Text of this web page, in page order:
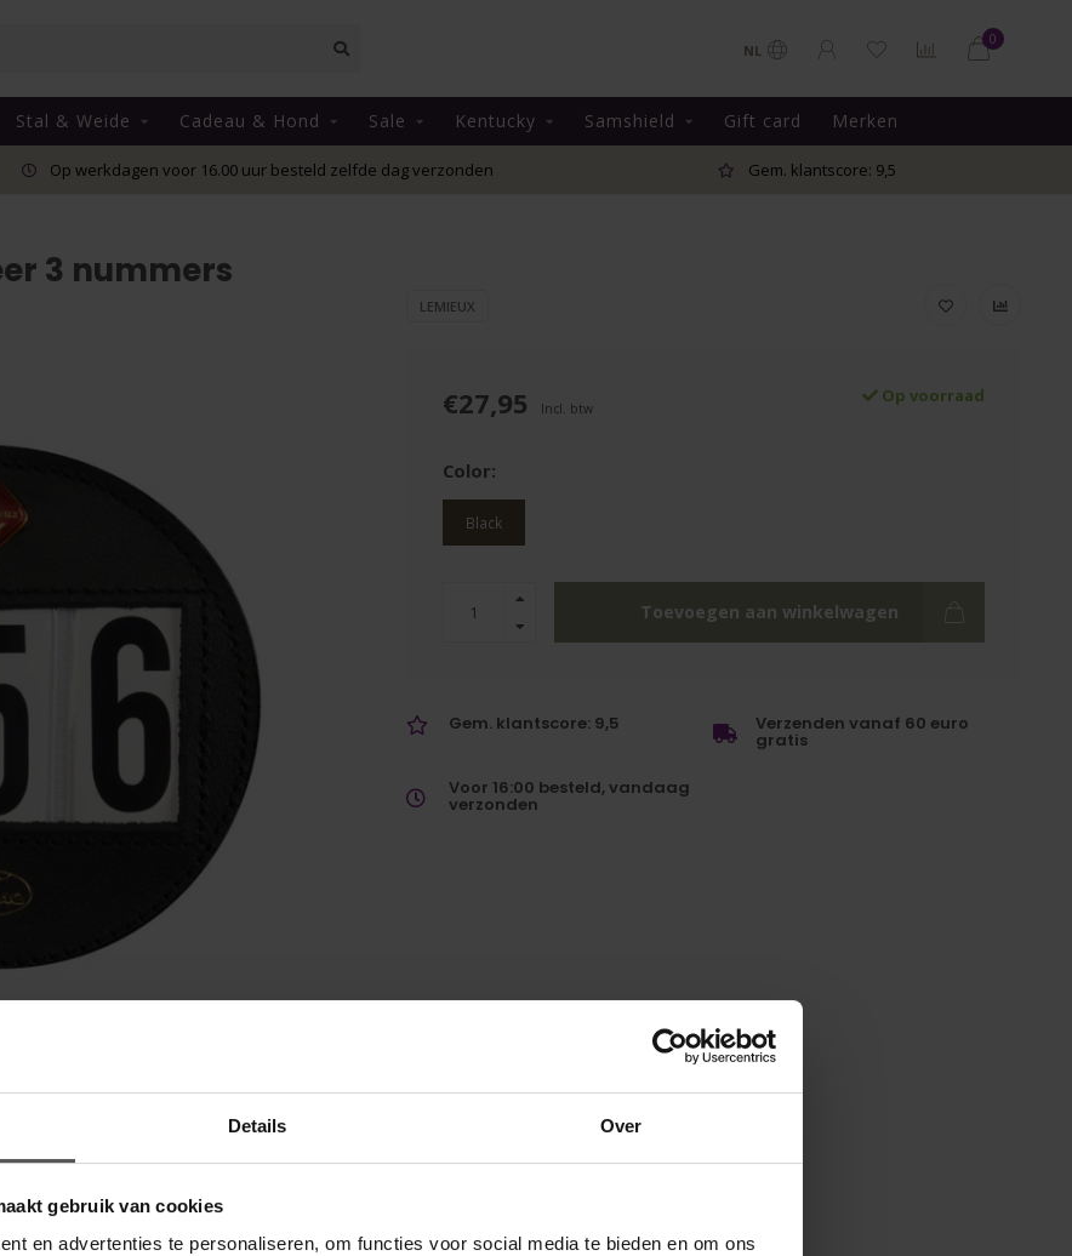
Details Over
gebruik van cookies
en advertenties te personaliseren, om functies voor social media te bieden en om ons
NL
0
Stal & Weide Cadeau & Hond Sale Kentucky Samshield Gift card Merken
Op werkdagen voor 16.00 uur besteld zelfde dag verzonden Gem. klantscore: 9,5
3 nummers
LEMIEUX
€27,95 Incl. btw
Op voorraad
Color:
Black
Toevoegen aan winkelwagen
Gem. klantscore: 9,5 Verzenden vanaf 60 euro
gratis
Voor 16:00 besteld, vandaag
verzonden
hoofdstel bevestigd middels een lus met
Gerelateerde producten